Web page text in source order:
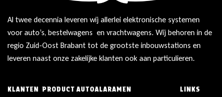
Al twee decennia leveren wij allerlei elektronische systemen
voor auto’s, bestelwagens en vrachtwagens. Wij behoren in de
regio Zuid-Oost Brabant tot de grootste inbouwstations en
leveren naast onze zakelijke klanten ook aan particulieren.
KLANTEN PRODUCT AUTOALARAMEN LINKS